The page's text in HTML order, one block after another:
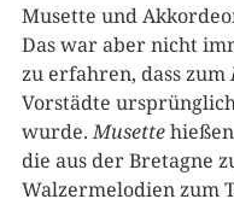
Musette und
Das war aber nicht
zu erfahren, dass zum
Vorstädte
wurde.Musette
die aus der Bretagne
Walzermelodien zum